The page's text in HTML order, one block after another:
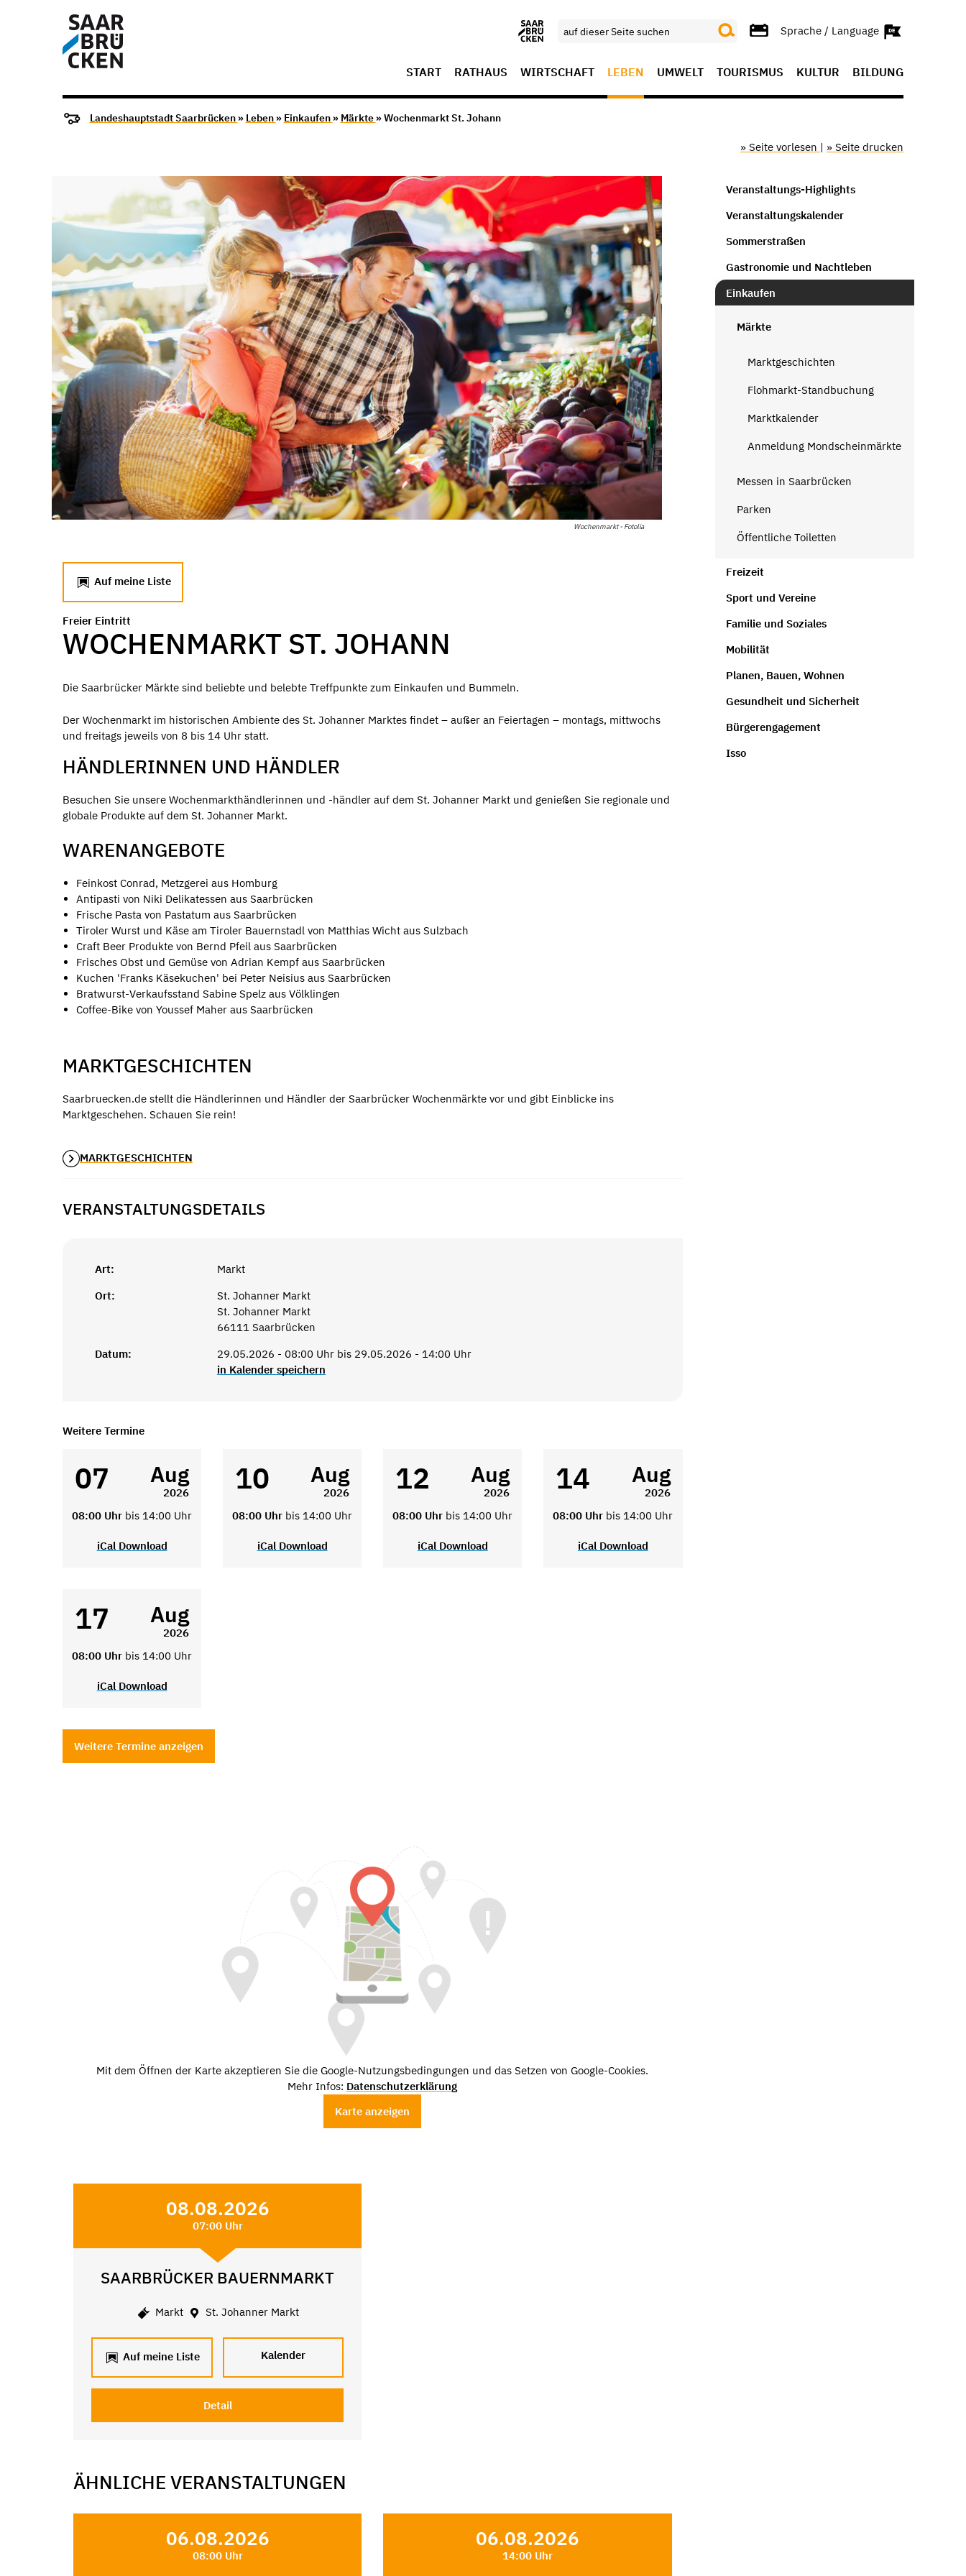
Sprache / Language
START RATHAUS WIRTSCHAFT LEBEN UMWELT TOURISMUS KULTUR BILDUNG
Landeshauptstadt Saarbrücken » Leben » Einkaufen » Märkte » Wochenmarkt St. Johann
» Seite vorlesen | » Seite drucken
Wochenmarkt - Fotolia
Auf meine Liste
Freier Eintritt
WOCHENMARKT ST. JOHANN
Die Saarbrücker Märkte sind beliebte und belebte Treffpunkte zum Einkaufen und Bummeln.
Der Wochenmarkt im historischen Ambiente des St. Johanner Marktes findet – außer an Feiertagen – montags, mittwochs
und freitags jeweils von 8 bis 14 Uhr statt.
HÄNDLERINNEN UND HÄNDLER
Besuchen Sie unsere Wochenmarkthändlerinnen und -händler auf dem St. Johanner Markt und genießen Sie regionale und
globale Produkte auf dem St. Johanner Markt.
WARENANGEBOTE
Feinkost Conrad, Metzgerei aus Homburg
Antipasti von Niki Delikatessen aus Saarbrücken
Frische Pasta von Pastatum aus Saarbrücken
Tiroler Wurst und Käse am Tiroler Bauernstadl von Matthias Wicht aus Sulzbach
Craft Beer Produkte von Bernd Pfeil aus Saarbrücken
Frisches Obst und Gemüse von Adrian Kempf aus Saarbrücken
Kuchen 'Franks Käsekuchen' bei Peter Neisius aus Saarbrücken
Bratwurst-Verkaufsstand Sabine Spelz aus Völklingen
Coffee-Bike von Youssef Maher aus Saarbrücken
MARKTGESCHICHTEN
Saarbruecken.de stellt die Händlerinnen und Händler der Saarbrücker Wochenmärkte vor und gibt Einblicke ins
Marktgeschehen. Schauen Sie rein!
MARKTGESCHICHTEN
VERANSTALTUNGSDETAILS
Art:
Markt
Ort:
St. Johanner Markt
St. Johanner Markt
66111 Saarbrücken
Datum:
29.05.2026 - 08:00 Uhr bis 29.05.2026 - 14:00 Uhr
in Kalender speichern
Weitere Termine
07 Aug
2026
08:00 Uhr bis 14:00 Uhr
iCal Download
10 Aug
2026
08:00 Uhr bis 14:00 Uhr
iCal Download
12 Aug
2026
08:00 Uhr bis 14:00 Uhr
iCal Download
14 Aug
2026
08:00 Uhr bis 14:00 Uhr
iCal Download
17 Aug
2026
08:00 Uhr bis 14:00 Uhr
iCal Download
Weitere Termine anzeigen
Mit dem Öffnen der Karte akzeptieren Sie die Google-Nutzungsbedingungen und das Setzen von Google-Cookies.
Mehr Infos: Datenschutzerklärung
Karte anzeigen
08.08.2026
07:00 Uhr
SAARBRÜCKER BAUERNMARKT
Markt St. Johanner Markt
Auf meine Liste Kalender
Detail
ÄHNLICHE VERANSTALTUNGEN
06.08.2026
08:00 Uhr
06.08.2026
14:00 Uhr
Veranstaltungs-Highlights
Veranstaltungskalender
Sommerstraßen
Gastronomie und Nachtleben
Einkaufen
Märkte
Marktgeschichten
Flohmarkt-Standbuchung
Marktkalender
Anmeldung Mondscheinmärkte
Messen in Saarbrücken
Parken
Öffentliche Toiletten
Freizeit
Sport und Vereine
Familie und Soziales
Mobilität
Planen, Bauen, Wohnen
Gesundheit und Sicherheit
Bürgerengagement
Isso